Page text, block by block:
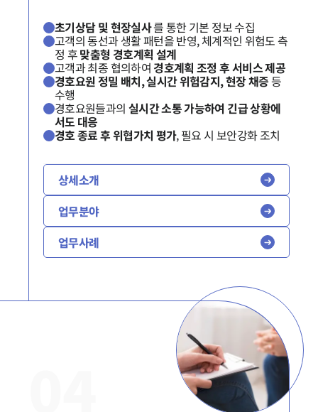
오시는 길
고객의 소리
업무사례
주요 업무사례
사례분석/최신동향
초기상담 및 현장실사를 통한 기본 정보 수집
고객의 동선과 생활 패턴을 반영, 체계적인 위험도 측
정 후맞춤형 경호계획 설계
고객과 최종 협의하여 경호계획 조정 후 서비스 제공
경호요원 정밀 배치, 실시간 위험감지, 현장 채증등
수행
경호요원들과의 실시간 소통 가능하여 긴급 상황에
서도 대응
경호 종료 후 위협가치 평가, 필요 시 보안강화 조치
상세소개
업무분야
업무사례